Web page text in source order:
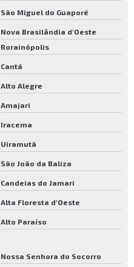
São Miguel do Guaporé
Nova Brasilândia d'Oeste
Rorainópolis
Cantá
Alto Alegre
Amajari
Iracema
Uiramutã
São João da Baliza
Candeias do Jamari
Alta Floresta d'Oeste
Alto Paraíso
Nossa Senhora do Socorro